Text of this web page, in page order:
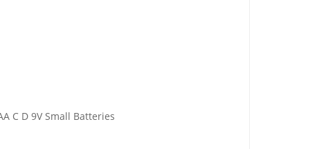
C D 9V Small Batteries